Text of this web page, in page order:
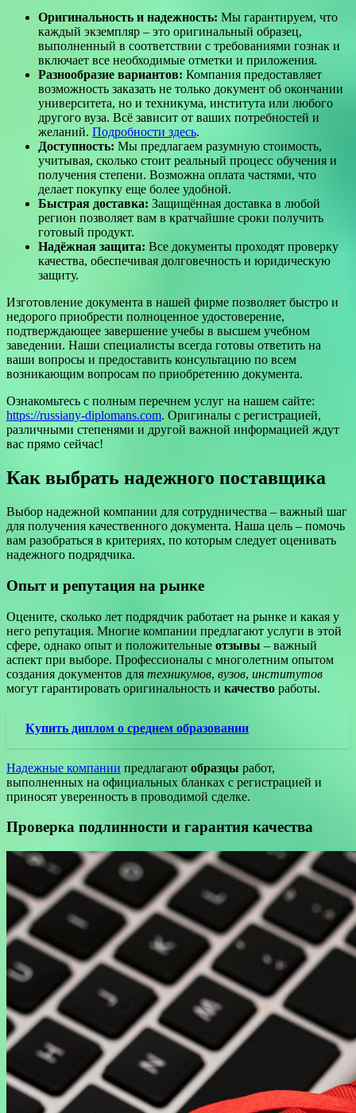
Оригинальность и надежность: Мы гарантируем, что
каждый экземпляр – это оригинальный образец,
выполненный в соответствии с требованиями гознак и
включает все необходимые отметки и приложения.
Разнообразие вариантов: Компания предоставляет
возможность заказать не только документ об окончании
университета, но и техникума, института или любого
другого вуза. Всё зависит от ваших потребностей и
желаний. Подробности здесь.
Доступность: Мы предлагаем разумную стоимость,
учитывая, сколько стоит реальный процесс обучения и
получения степени. Возможна оплата частями, что
делает покупку еще более удобной.
Быстрая доставка: Защищённая доставка в любой
регион позволяет вам в кратчайшие сроки получить
готовый продукт.
Надёжная защита: Все документы проходят проверку
качества, обеспечивая долговечность и юридическую
защиту.
Изготовление документа в нашей фирме позволяет быстро и
недорого приобрести полноценное удостоверение,
подтверждающее завершение учебы в высшем учебном
заведении. Наши специалисты всегда готовы ответить на
ваши вопросы и предоставить консультацию по всем
возникающим вопросам по приобретению документа.
Ознакомьтесь с полным перечнем услуг на нашем сайте:
https://russiany-diplomans.com. Оригиналы с регистрацией,
различными степенями и другой важной информацией ждут
вас прямо сейчас!
Как выбрать надежного поставщика
Выбор надежной компании для сотрудничества – важный шаг
для получения качественного документа. Наша цель – помочь
вам разобраться в критериях, по которым следует оценивать
надежного подрядчика.
Опыт и репутация на рынке
Оцените, сколько лет подрядчик работает на рынке и какая у
него репутация. Многие компании предлагают услуги в этой
сфере, однако опыт и положительные отзывы – важный
аспект при выборе. Профессионалы с многолетним опытом
создания документов для техникумов, вузов, институтов
могут гарантировать оригинальность и качество работы.
Купить диплом о среднем образовании
Надежные компании предлагают образцы работ,
выполненных на официальных бланках с регистрацией и
приносят уверенность в проводимой сделке.
Проверка подлинности и гарантия качества